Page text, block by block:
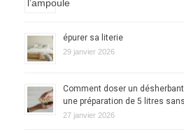
épurer sa literie
29 janvier 2026
Comment doser un
une préparation de 5 litres
27 janvier 2026